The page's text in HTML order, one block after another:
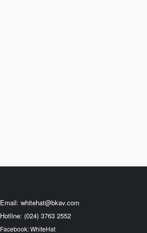
Email: whitehat@bkav.com
Hotline: (024) 3763 2552
Facebook: WhiteHat